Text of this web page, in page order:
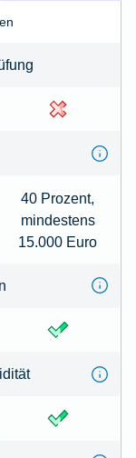
40 Prozent,
mindestens
15.000 Euro